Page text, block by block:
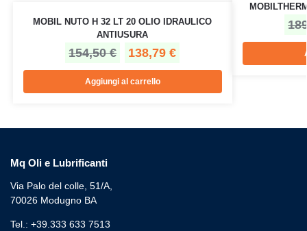
MOBIL NUTO H 32 LT 20 OLIO IDRAULICO
ANTIUSURA
154,50€ 138,79€
Aggiungi al carrello
Mq Oli e Lubrificanti
Via Palo del colle, 51/A,
70026 Modugno BA
Tel.: +39.333 633 7513